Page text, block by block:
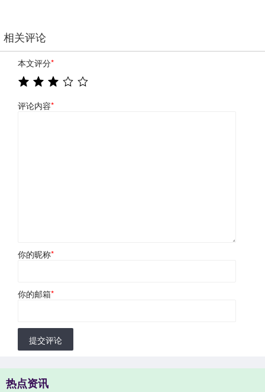
相关评论
本文评分*
评论内容*
你的昵称*
你的邮箱*
提交评论
热点资讯